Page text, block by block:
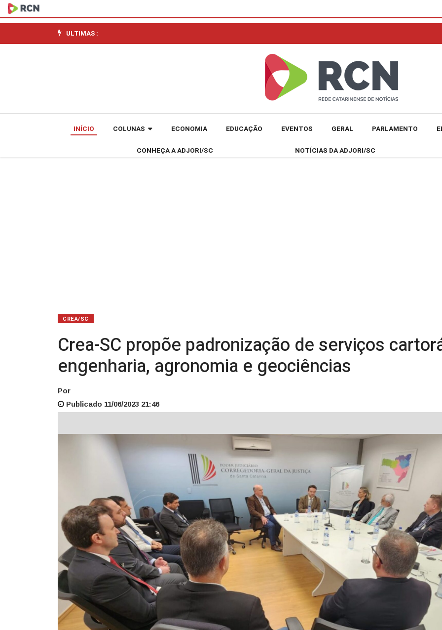
Crea-
SC
propõe
serviços
cartorários
ULTIMAS :
INÍCIO COLUNAS ECONOMIA EDUCAÇÃO EVENTOS GERAL PARLAMENTO
CONHEÇA A ADJORI/SC NOTÍCIAS DA ADJORI/SC
CREA/SC
Crea-SC propõe padronização de serviços
engenharia, agronomia e geociências
Por
Publicado 11/06/2023 21:46